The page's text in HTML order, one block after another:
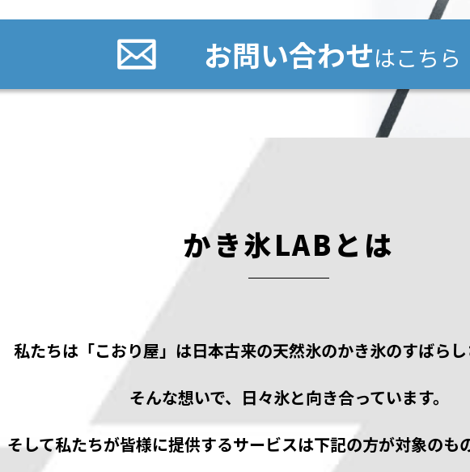
お問い合わせはこちら
かき氷LABとは
私たちは「こおり屋」は⽇本古来の天然氷のかき氷のすばら
そんな想いで、⽇々氷と向き合っています。
そして私たちが皆様に提供するサービスは下記の⽅が対象のも